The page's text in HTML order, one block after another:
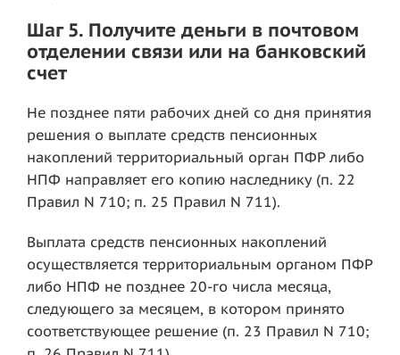
Шаг 5. Получите деньги в почтовом
отделении связи или на банковский
счет
Не позднее пяти рабочих дней со дня принятия
решения о выплате средств пенсионных
накоплений территориальный орган ПФР либо
НПФ направляет его копию наследнику (п. 22
Правил N 710; п. 25 Правил N 711).
Выплата средств пенсионных накоплений
осуществляется территориальным органом ПФР
либо НПФ не позднее 20-го числа месяца,
следующего за месяцем, в котором принято
соответствующее решение (п. 23 Правил N 710;